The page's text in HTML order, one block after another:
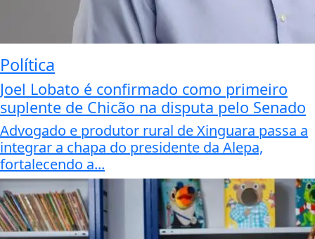
Política
Joel Lobato é confirmado como primeiro
suplente de Chicão na disputa pelo Senado
Advogado e produtor rural de Xinguara passa a
integrar a chapa do presidente da Alepa,
fortalecendo a...